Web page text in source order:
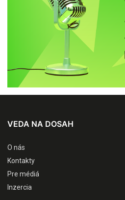
VEDA NA DOSAH
O nás
Kontakty
Pre médiá
Inzercia